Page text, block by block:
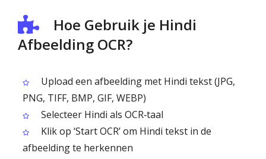
Hoe Gebruik je Hindi
Afbeelding OCR?
Upload een afbeelding met Hindi tekst (JPG,
PNG, TIFF, BMP, GIF, WEBP)
Selecteer Hindi als OCR‑taal
Klik op ‘Start OCR’ om Hindi tekst in de
afbeelding te herkennen